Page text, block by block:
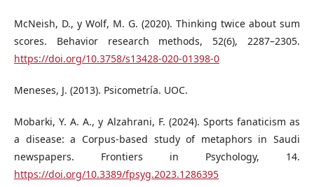
McNeish, D., y Wolf, M. G. (2020). Thinking twice about sum
scores. Behavior research methods, 52(6), 2287–2305.
https://doi.org/10.3758/s13428-020-01398-0
Meneses, J. (2013). Psicometría. UOC.
Mobarki, Y. A. A., y Alzahrani, F. (2024). Sports fanaticism as
a disease: a Corpus-based study of metaphors in Saudi
newspapers. Frontiers in Psychology, 14.
https://doi.org/10.3389/fpsyg.2023.1286395